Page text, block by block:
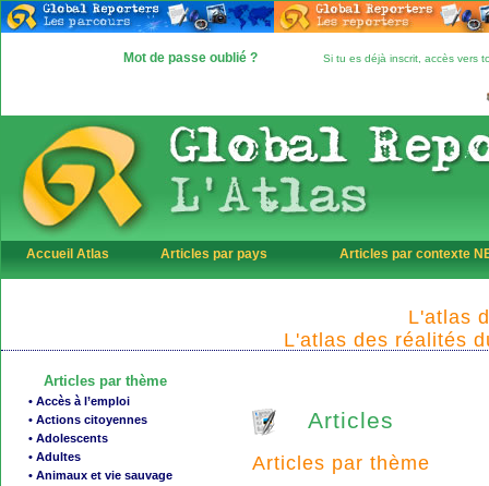
Mot de passe oublié ? Si tu es déjà inscrit, accès vers
Accueil Atlas Articles par pays Articles par contexte
L'atlas
L'atlas des réalités
Articles par thème
• Accès à l’emploi
• Actions citoyennes
• Adolescents
• Adultes
• Animaux et vie sauvage
Articles
Articles par thème